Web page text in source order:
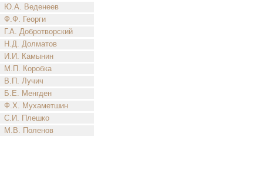
Ю.А. Веденеев
Ф.Ф. Георги
Г.А. Добротворский
Н.Д. Долматов
И.И. Камынин
М.П. Коробка
В.П. Лучич
Б.Е. Менгден
Ф.Х. Мухаметшин
С.И. Плешко
М.В. Поленов